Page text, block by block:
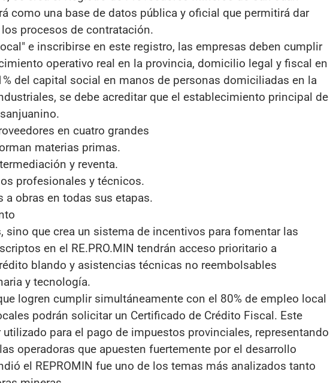
como una base de datos pública y oficial que permitirá dar
procesos de contratación.
e inscribirse en este registro, las empresas deben cumplir
operativo real en la provincia, domicilio legal y fiscal en
del capital social en manos de personas domiciliadas en la
se debe acreditar que el establecimiento principal de
en cuatro grandes
materias primas.
y reventa.
profesionales y técnicos.
a obras en todas sus etapas.
que crea un sistema de incentivos para fomentar las
en el RE.PRO.MIN tendrán acceso prioritario a
blando y asistencias técnicas no reembolsables
y tecnología.
logren cumplir simultáneamente con el 80% de empleo local
podrán solicitar un Certificado de Crédito Fiscal. Este
para el pago de impuestos provinciales, representando
operadoras que apuesten fuertemente por el desarrollo
el REPROMIN fue uno de los temas más analizados tanto